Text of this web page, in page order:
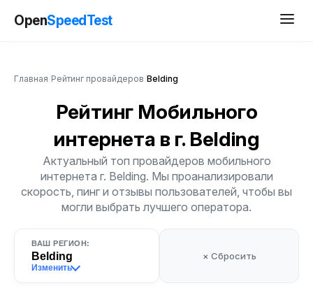
OpenSpeedTest
Главная Рейтинг провайдеров Belding
Рейтинг Мобильного
интернета в г. Belding
Актуальный топ провайдеров мобильного
интернета г. Belding. Мы проанализировали
скорость, пинг и отзывы пользователей, чтобы вы
могли выбрать лучшего оператора.
ВАШ РЕГИОН:
Belding
Изменить
× Сбросить